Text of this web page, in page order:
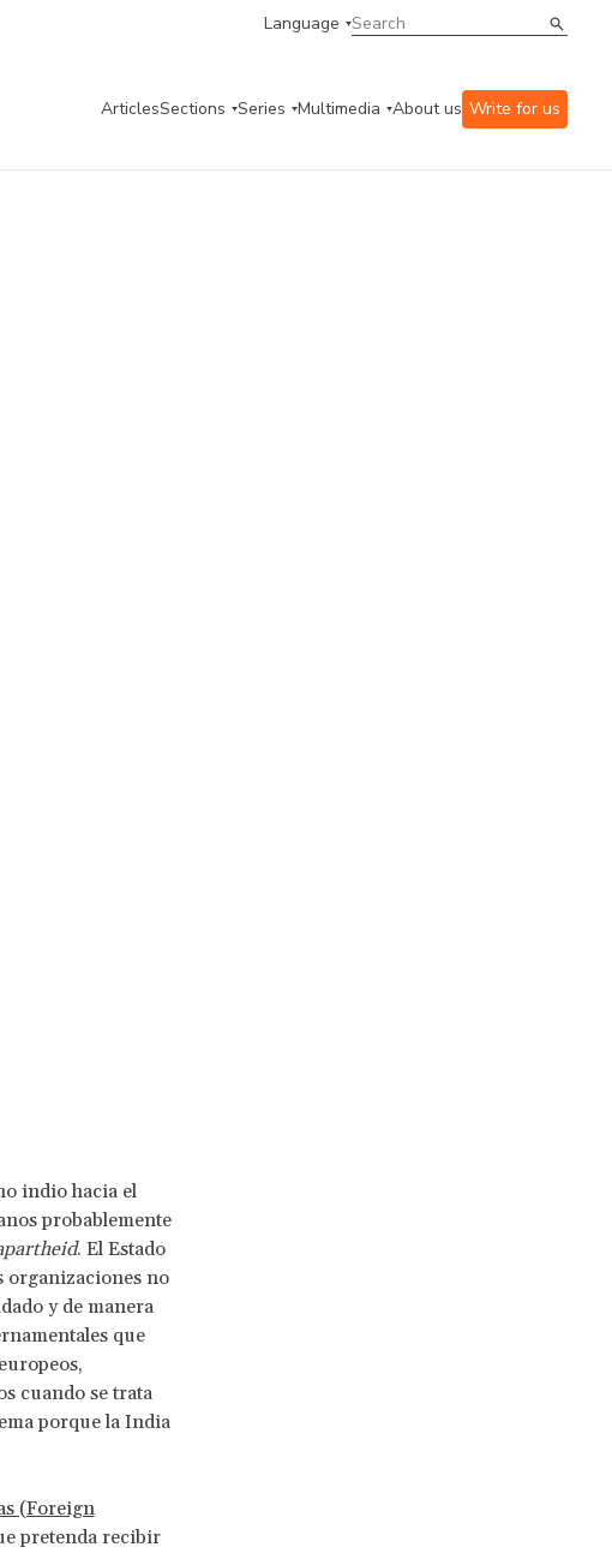
Language
ArticlesSections Series Multimedia About us Write for us
indio hacia el
probablemente
. El Estado
organizaciones no
y de manera
que
cuando se trata
porque la India
(Foreign
pretenda recibir